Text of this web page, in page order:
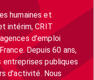
humaines et
intérim, CRIT
d'emploi
Depuis 60 ans,
entreprises publiques
d'activité. Nous